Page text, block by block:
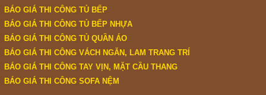
BÁO GIÁ THI CÔNG TỦ BẾP
BÁO GIÁ THI CÔNG TỦ BẾP NHỰA
BÁO GIÁ THI CÔNG TỦ QUẦN ÁO
BÁO GIÁ THI CÔNG VÁCH NGĂN, LAM TRANG TRÍ
BÁO GIÁ THI CÔNG TAY VỊN, MẶT CẦU THANG
BÁO GIÁ THI CÔNG SOFA NỆM